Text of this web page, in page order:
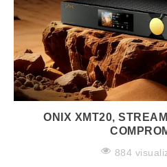
ONIX XMT20,
884